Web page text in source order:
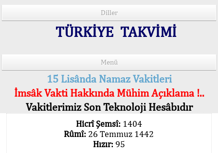
Diller
TÜRKİYE TAKVİMİ
Menü
15 Lisânda Namaz Vakitleri
İmsâk Vakti Hakkında Mühim Açıklama !..
Vakitlerimiz Son Teknoloji Hesâbıdır
Hicrî Şemsî: 1404
Rûmî: 26 Temmuz 1442
Hızır: 95